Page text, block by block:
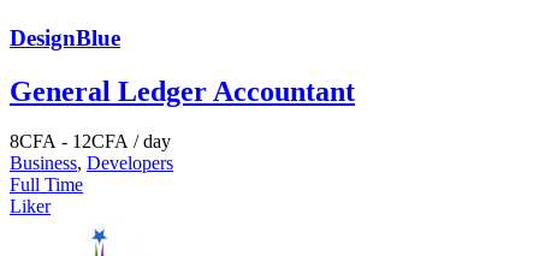
DesignBlue
General Ledger Accountant
8CFA - 12CFA / day
Business, Developers
Full Time
Liker